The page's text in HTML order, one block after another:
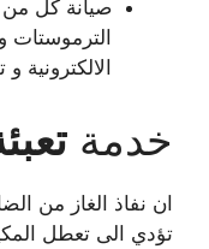
صيانة كل من
الترموستات
الالكترونية
خدمة
ان نفاذ الغاز من
تؤدي الى تعطل